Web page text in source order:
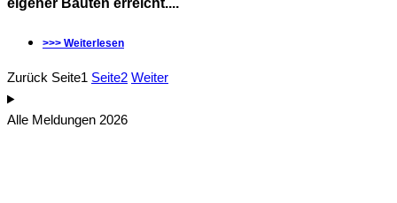
eigener Bauten erreicht....
>>> Weiterlesen
Zurück Seite1 Seite2 Weiter
Alle Meldungen 2026